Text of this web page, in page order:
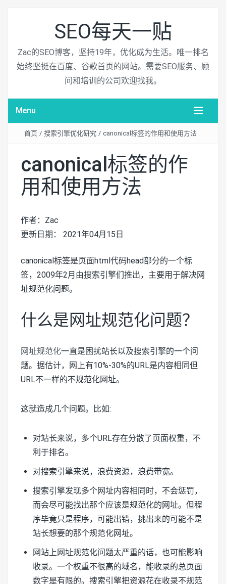
SEO每天一贴
Zac的SEO博客，坚持19年，优化成为生活。唯一排名
始终坚挺在百度、谷歌首页的网站。需要SEO服务、顾
问和培训的公司欢迎找我。
Menu
首页 / 搜索引擎优化研究 / canonical标签的作用和使用方法
canonical标签的作
用和使用方法
作者：Zac
更新日期： 2021年04月15日
canonical标签是页面html代码head部分的一个标
签，2009年2月由搜索引擎们推出，主要用于解决网
址规范化问题。
什么是网址规范化问题？
网址规范化一直是困扰站长以及搜索引擎的一个问
题。据估计，网上有10%-30%的URL是内容相同但
URL不一样的不规范化网址。
这就造成几个问题。比如:
对站长来说，多个URL存在分散了页面权重，不
利于排名。
对搜索引擎来说，浪费资源，浪费带宽。
搜索引擎发现多个网址内容相同时，不会惩罚，
而会尽可能找出那个应该是规范化的网址。但程
序毕竟只是程序，可能出错，挑出来的可能不是
站长想要的那个规范化网址。
网站上网址规范化问题太严重的话，也可能影响
收录。一个权重不很高的域名，能收录的总页面
数字是有限的。搜索引擎把资源花在收录不规范